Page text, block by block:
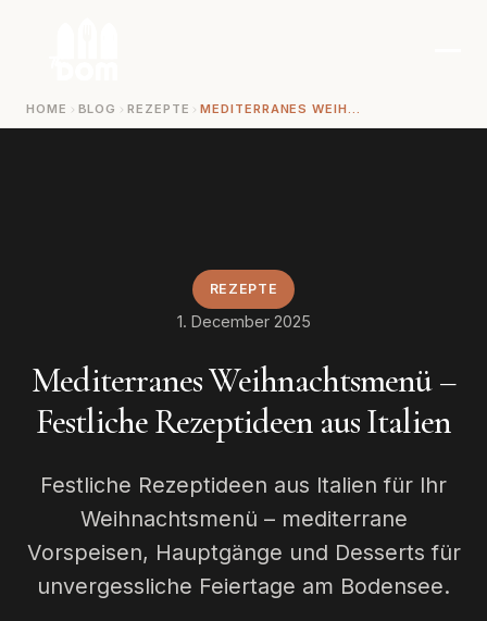
HOME BLOG REZEPTE MEDITERRANES WEIHNACHTSMENÜ – FESTLICHE REZEPTIDEEN AUS ITALIEN
REZEPTE
1. December 2025
Mediterranes Weihnachtsmenü –
Festliche Rezeptideen aus Italien
Festliche Rezeptideen aus Italien für Ihr
Weihnachtsmenü – mediterrane
Vorspeisen, Hauptgänge und Desserts für
unvergessliche Feiertage am Bodensee.